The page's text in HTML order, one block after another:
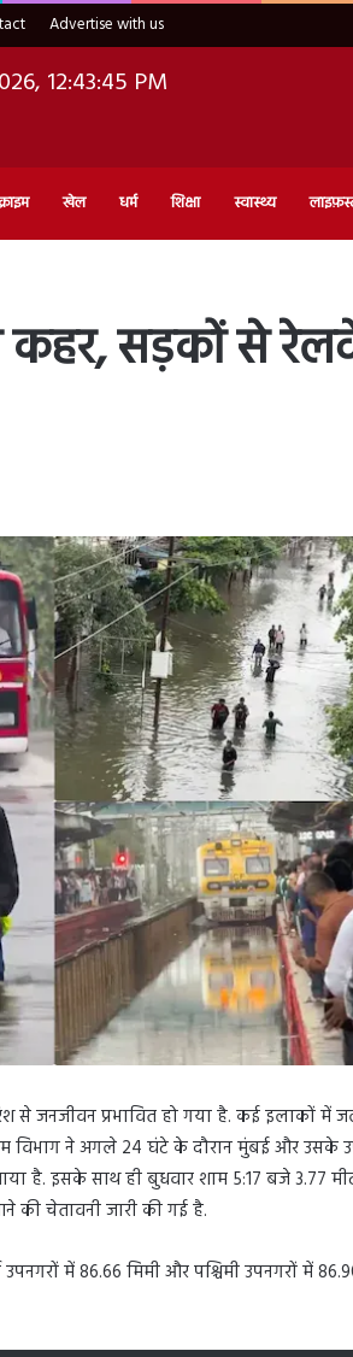
Advertise with us
12:43:46 PM
खेल धर्म शिक्षा स्वास्थ्य
कहर, सड़कों से
से जनजीवन प्रभावित हो गया है. कई इलाकों में
विभाग ने अगले 24 घंटे के दौरान मुंबई और उसके
है. इसके साथ ही बुधवार शाम 5:17 बजे 3.77
की चेतावनी जारी की गई है.
में 86.66 मिमी और पश्चिमी उपनगरों में